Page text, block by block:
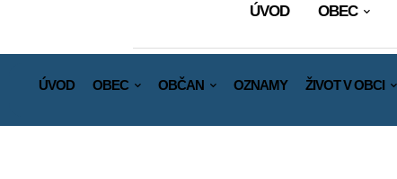
ÚVOD OBEC
ÚVOD OBEC OBČAN OZNAMY ŽIVOT V OBCI